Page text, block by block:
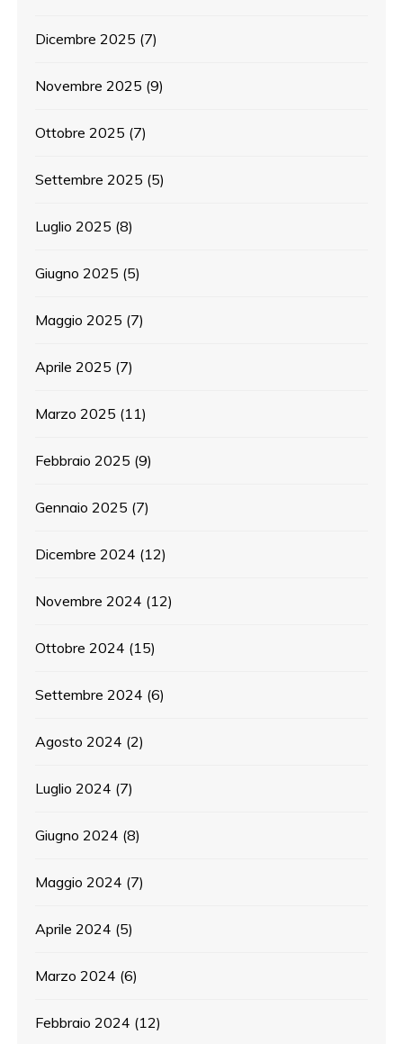
Dicembre 2025 (7)
Novembre 2025 (9)
Ottobre 2025 (7)
Settembre 2025 (5)
Luglio 2025 (8)
Giugno 2025 (5)
Maggio 2025 (7)
Aprile 2025 (7)
Marzo 2025 (11)
Febbraio 2025 (9)
Gennaio 2025 (7)
Dicembre 2024 (12)
Novembre 2024 (12)
Ottobre 2024 (15)
Settembre 2024 (6)
Agosto 2024 (2)
Luglio 2024 (7)
Giugno 2024 (8)
Maggio 2024 (7)
Aprile 2024 (5)
Marzo 2024 (6)
Febbraio 2024 (12)